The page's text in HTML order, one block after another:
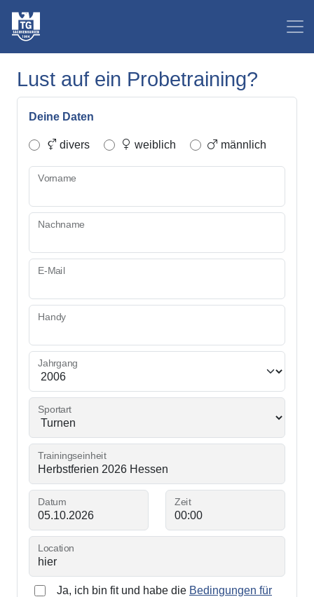
Lust auf ein Probetraining?
Deine Daten
divers weiblich männlich
Vorname
Nachname
E-Mail
Handy
Jahrgang
Sportart
Trainingseinheit
Datum Zeit
Location
Ja, ich bin fit und habe die Bedingungen für